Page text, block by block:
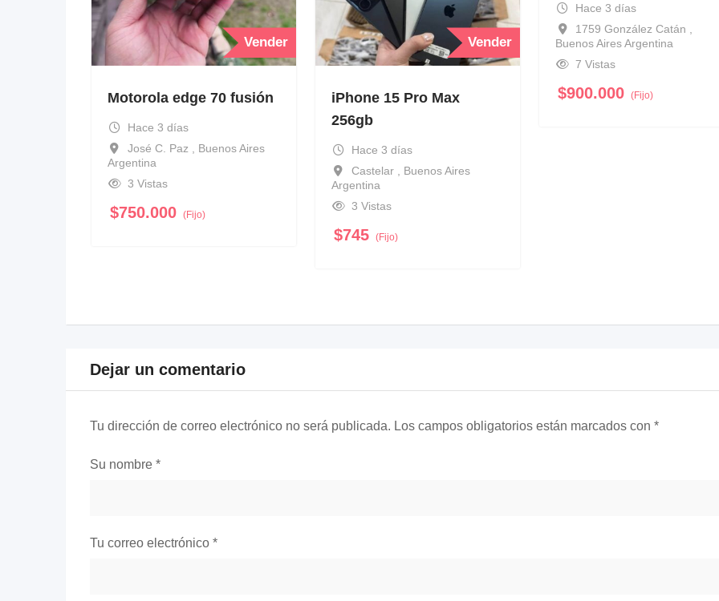
Vender
Motorola edge 70 fusión
Hace 3 días
José C. Paz , Buenos Aires
Argentina
3 Vistas
$750.000 (Fijo)
Vender
iPhone 15 Pro Max
256gb
Hace 3 días
Castelar , Buenos Aires
Argentina
3 Vistas
$745 (Fijo)
Hace 3 días
1759 González Catán ,
Buenos Aires Argentina
7 Vistas
$900.000 (Fijo)
Dejar un comentario
Tu dirección de correo electrónico no será publicada. Los campos obligatorios están marcados con *
Su nombre *
Tu correo electrónico *